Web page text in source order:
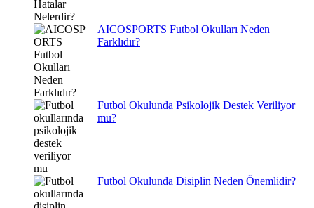
AICOSPORTS Futbol Okulları Neden
Farklıdır?
Futbol Okulunda Psikolojik Destek Veriliyor
mu?
Futbol Okulunda Disiplin Neden Önemlidir?